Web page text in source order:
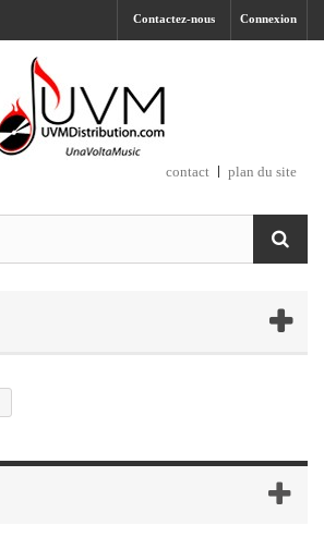
Connexion
Contactez-nous
contact plan du site